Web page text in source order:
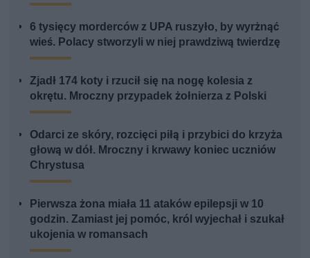
6 tysięcy morderców z UPA ruszyło, by wyrżnąć
wieś. Polacy stworzyli w niej prawdziwą twierdzę
Zjadł 174 koty i rzucił się na nogę kolesia z
okrętu. Mroczny przypadek żołnierza z Polski
Odarci ze skóry, rozcięci piłą i przybici do krzyża
głową w dół. Mroczny i krwawy koniec uczniów
Chrystusa
Pierwsza żona miała 11 ataków epilepsji w 10
godzin. Zamiast jej pomóc, król wyjechał i szukał
ukojenia w romansach